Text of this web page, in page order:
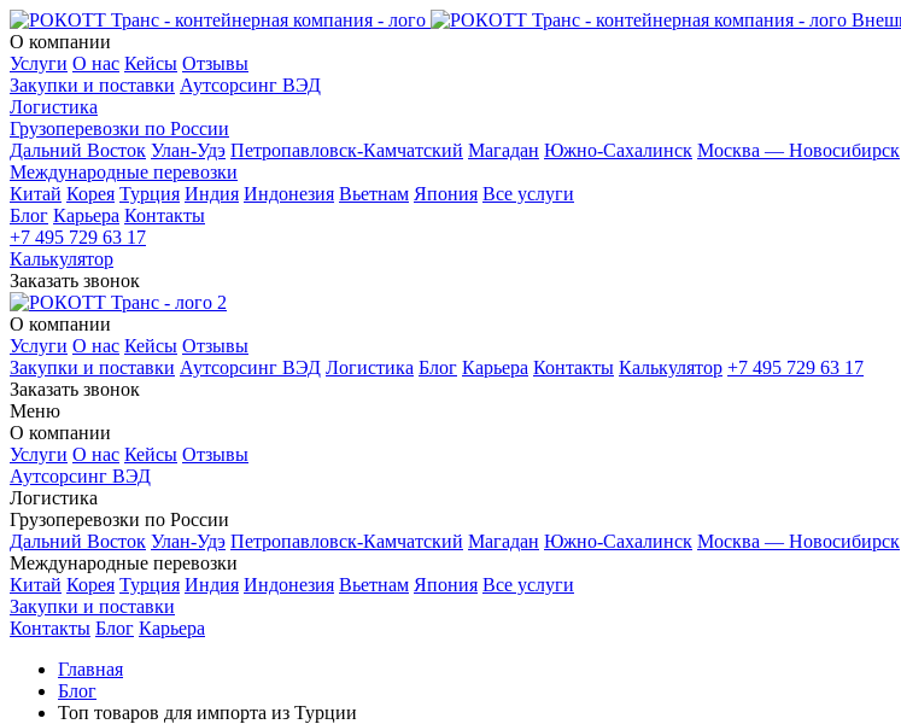
О компании
Услуги О нас Кейсы Отзывы
Закупки и поставки Аутсорсинг ВЭД
Логистика
Грузоперевозки по России
Дальний Восток Улан-Удэ Петропавловск-Камчатский Магадан Южно-Сахалинск Москва — Новосибирск
Международные перевозки
Китай Корея Турция Индия Индонезия Вьетнам Япония Все услуги
Блог Карьера Контакты
+7 495 729 63 17
Калькулятор
Заказать звонок
О компании
Услуги О нас Кейсы Отзывы
Закупки и поставки Аутсорсинг ВЭД Логистика Блог Карьера Контакты Калькулятор +7 495 729 63 17
Заказать звонок
Меню
О компании
Услуги О нас Кейсы Отзывы
Аутсорсинг ВЭД
Логистика
Грузоперевозки по России
Дальний Восток Улан-Удэ Петропавловск-Камчатский Магадан Южно-Сахалинск Москва — Новосибирск
Международные перевозки
Китай Корея Турция Индия Индонезия Вьетнам Япония Все услуги
Закупки и поставки
Контакты Блог Карьера
Главная
Блог
Топ товаров для импорта из Турции